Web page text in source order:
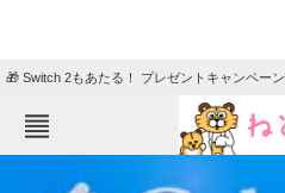
🎁 Switch 2もあたる！ プレゼントキャンペーン